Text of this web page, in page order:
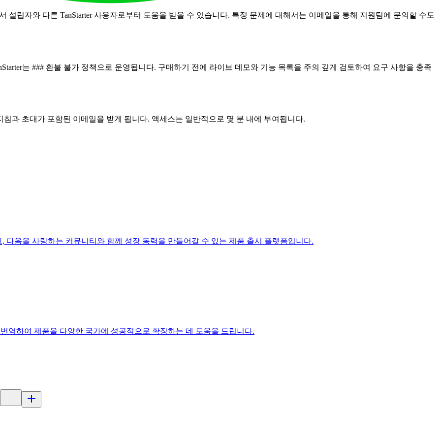
설립자와 다른 TanStarter 사용자로부터 도움을 받을 수 있습니다. 특정 문제에 대해서는 이메일을 통해 지원팀에 문의할 수도
는 ### 환불 불가 정책으로 운영됩니다. 구매하기 전에 라이브 데모와 기능 목록을 주의 깊게 검토하여 요구 사항을 충족
과 초대가 포함된 이메일을 받게 됩니다. 액세스는 일반적으로 몇 분 내에 부여됩니다.
음을 사랑하는 커뮤니티와 함께 성장 동력을 만들어갈 수 있는 제품 출시 플랫폼입니다.
역하여 제품을 다양한 국가에 성공적으로 확장하는 데 도움을 드립니다.